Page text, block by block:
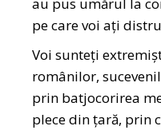
au pus umărul la
pe care voi ați
Voi sunteți
românilor,
prin batjocorirea
plece din țară, prin